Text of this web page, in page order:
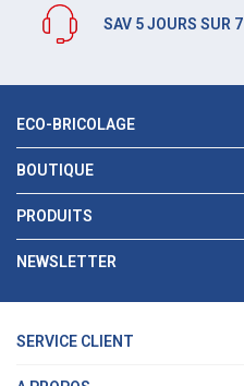
SAV 5 JOURS SUR 7
ECO-BRICOLAGE
BOUTIQUE
PRODUITS
NEWSLETTER
SERVICE CLIENT